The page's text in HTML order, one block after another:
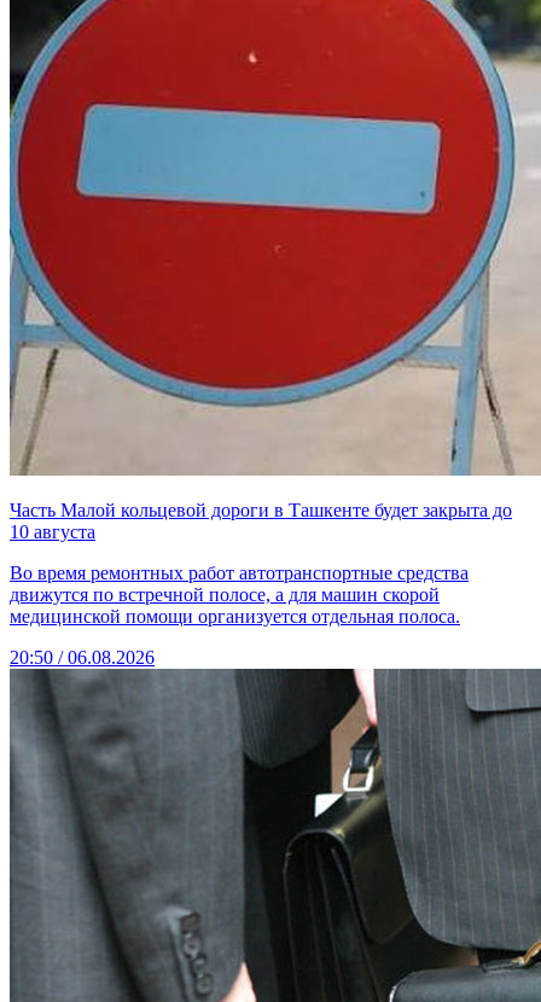
Часть Малой кольцевой дороги в Ташкенте будет закрыта до
10 августа
Во время ремонтных работ автотранспортные средства
движутся по встречной полосе, а для машин скорой
медицинской помощи организуется отдельная полоса.
20:50 / 06.08.2026